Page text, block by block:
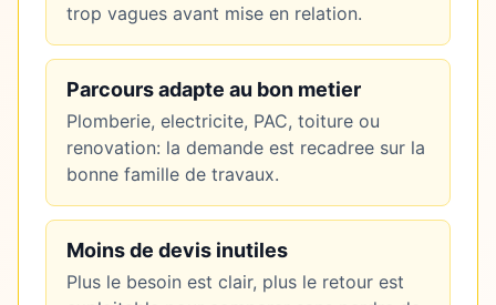
trop vagues avant mise en relation.
Parcours adapte au bon metier
Plomberie, electricite, PAC, toiture ou
renovation: la demande est recadree sur la
bonne famille de travaux.
Moins de devis inutiles
Plus le besoin est clair, plus le retour est